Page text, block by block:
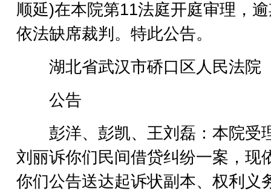
顺延)在本院第11法庭开庭审理，
依法缺席裁判。特此公告。
湖北省武汉市硚口区人民法院
公告
彭洋、彭凯、王刘磊：本院受
刘丽诉你们民间借贷纠纷一案，现
你们公告送达起诉状副本、权利义